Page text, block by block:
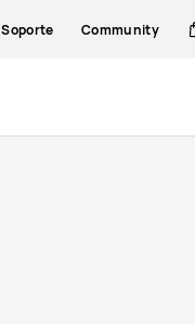
Soporte Community